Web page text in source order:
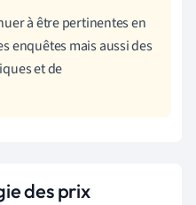
à être pertinentes en
enquêtes mais aussi des
et de
des prix